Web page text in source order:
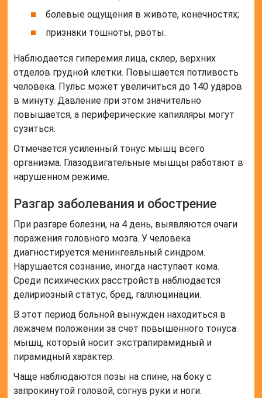
болевые ощущения в животе, конечностях;
признаки тошноты, рвоты.
Наблюдается гиперемия лица, склер, верхних
отделов грудной клетки. Повышается потливость
человека. Пульс может увеличиться до 140 ударов
в минуту. Давление при этом значительно
повышается, а периферические капилляры могут
сузиться.
Отмечается усиленный тонус мышц всего
организма. Глазодвигательные мышцы работают в
нарушенном режиме.
Разгар заболевания и обострение
При разгаре болезни, на 4 день, выявляются очаги
поражения головного мозга. У человека
диагностируется менингеальный синдром.
Нарушается сознание, иногда наступает кома.
Среди психических расстройств наблюдается
делириозный статус, бред, галлюцинации.
В этот период больной вынужден находиться в
лежачем положении за счет повышенного тонуса
мышц, который носит экстрапирамидный и
пирамидный характер.
Чаще наблюдаются позы на спине, на боку с
запрокинутой головой, согнув руки и ноги.